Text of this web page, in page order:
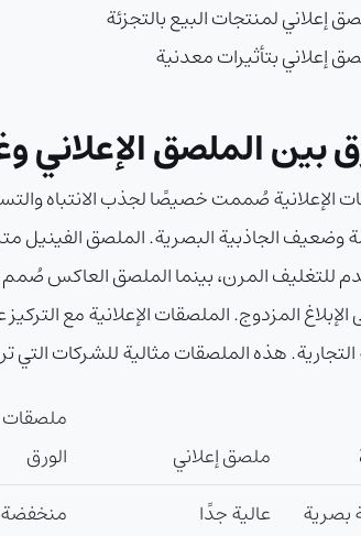
إعلاني لمنتجات البيع بالتجزئة
إعلاني بتأثيرات معدنية
بين الملصق
الإعلانية صُممت خصيصًا لجذب الانتباه
وضعيف الجاذبية البصرية. الملصق الفينيل
للتغليف المرن، بينما الملصق العاكس
التجارية. هذه الملصقات مثالية للشركات التي
ملصق إعلاني
ملصقات
الورق
بصرية
عالية جدًا منخفضة